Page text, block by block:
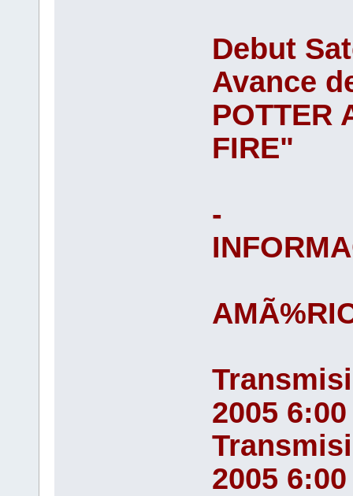
Debut
Avance
POTTER
FIRE"
-
2005
2005